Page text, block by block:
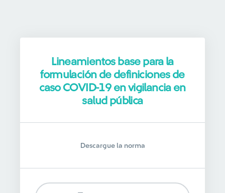
Lineamientos base para la
formulación de definiciones de
caso COVID-19 en vigilancia en
salud pública
Descargue la norma